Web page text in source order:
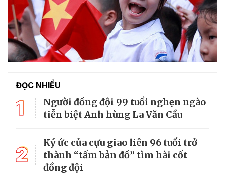
ĐỌC NHIỀU
1
Người đồng đội 99 tuổi nghẹn ngào
tiễn biệt Anh hùng La Văn Cầu
2
Ký ức của cựu giao liên 96 tuổi trở
thành “tấm bản đồ” tìm hài cốt
đồng đội